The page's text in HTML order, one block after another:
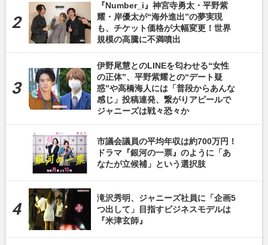
『Number_i』神宮寺勇太・平野紫
耀・岸優太が“海外進出”の夢実現
も、チケット価格が大幅変更！世界
規模の高騰に不満噴出
伊野尾慧とのLINEを匂わせる“女性
の正体”、平野紫耀との“デート疑
惑”や高橋海人には「普段からあんな
感じ」投稿連発、繋がりアピールで
ジャニーズは戦々恐々か
市議会議員の平均年収は約700万円！
ドラマ『銀河の一票』のように「あ
なたが立候補」という選択肢
滝沢秀明、ジャニーズ社員に「企画5
つ出して」目指すビジネスモデルは
『米津玄師』